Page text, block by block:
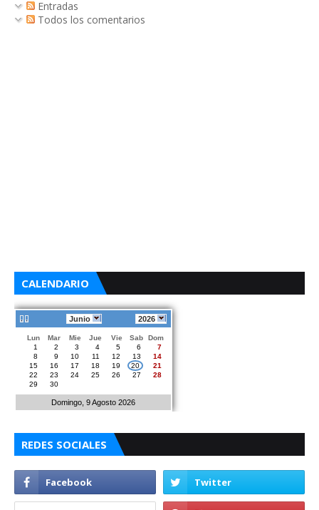
Entradas
Todos los comentarios
CALENDARIO
Junio 2026
Lun Mar Mie Jue Vie Sab
Dom
1
2 3 4 5 6
7
8
9 10 11 12 13
14
15
16 17 18 19 20
21
22
23 24 25 26 27
28
29
30
Domingo, 9 Agosto 2026
REDES SOCIALES